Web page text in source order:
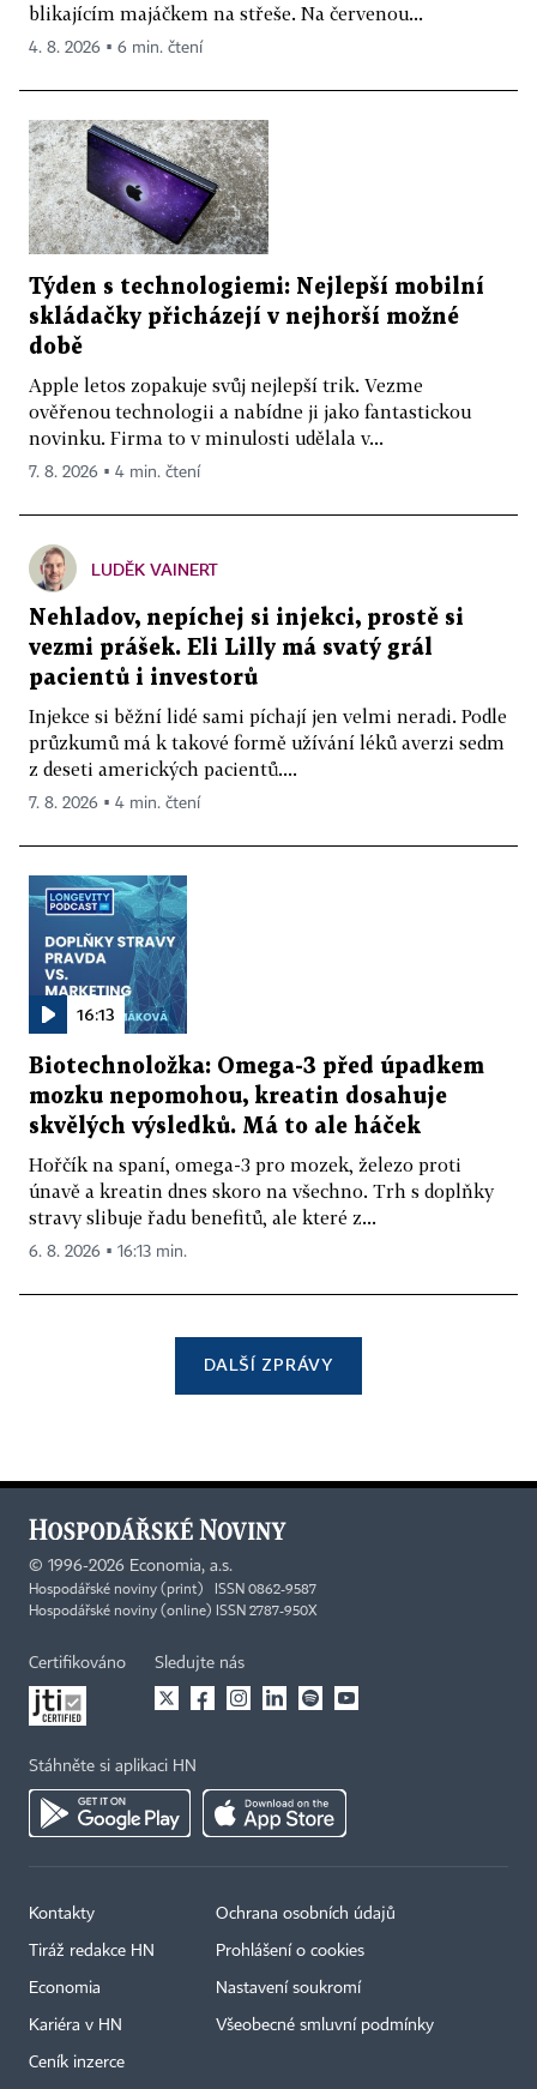
blikajícím majáčkem na střeše. Na červenou...
4. 8. 2026 ▪ 6 min. čtení
Týden s technologiemi: Nejlepší mobilní
skládačky přicházejí v nejhorší možné
době
Apple letos zopakuje svůj nejlepší trik. Vezme
ověřenou technologii a nabídne ji jako fantastickou
novinku. Firma to v minulosti udělala v...
7. 8. 2026 ▪ 4 min. čtení
LUDĚK VAINERT
Nehladov, nepíchej si injekci, prostě si
vezmi prášek. Eli Lilly má svatý grál
pacientů i investorů
Injekce si běžní lidé sami píchají jen velmi neradi. Podle
průzkumů má k takové formě užívání léků averzi sedm
z deseti amerických pacientů....
7. 8. 2026 ▪ 4 min. čtení
16:13
Biotechnoložka: Omega-3 před úpadkem
mozku nepomohou, kreatin dosahuje
skvělých výsledků. Má to ale háček
Hořčík na spaní, omega-3 pro mozek, železo proti
únavě a kreatin dnes skoro na všechno. Trh s doplňky
stravy slibuje řadu benefitů, ale které z...
6. 8. 2026 ▪ 16:13 min.
DALŠÍ ZPRÁVY
© 1996-2026 Economia, a.s.
Hospodářské noviny (print) ISSN 0862-9587
Hospodářské noviny (online) ISSN 2787-950X
Certifikováno Sledujte nás
Stáhněte si aplikaci HN
Kontakty
Tiráž redakce HN
Economia
Kariéra v HN
Ceník inzerce
Ochrana osobních údajů
Prohlášení o cookies
Nastavení soukromí
Všeobecné smluvní podmínky